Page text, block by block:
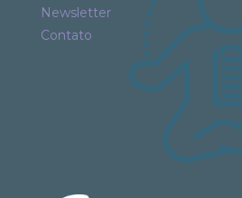
Newsletter
Contato